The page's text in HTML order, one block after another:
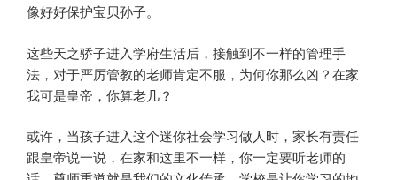
像好好保护宝贝孙子。
这些天之骄子进入学府生活后，接触到不一样的管理手
法，对于严厉管教的老师肯定不服，为何你那么凶？在家
我可是皇帝，你算老几？
或许，当孩子进入这个迷你社会学习做人时，家长有责任
跟皇帝说一说，在家和这里不一样，你一定要听老师的